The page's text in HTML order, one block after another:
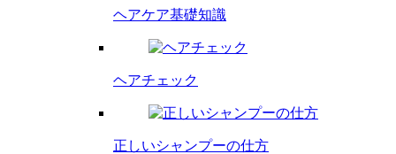
ヘアケア基礎知識
ヘアチェック
正しいシャンプーの仕方